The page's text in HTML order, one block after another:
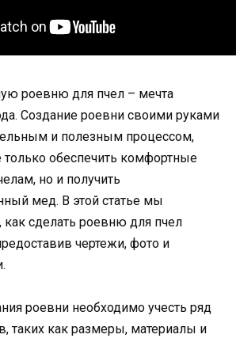
роевню для пчел – мечта
Создание роевни своими руками
и полезным процессом,
обеспечить комфортные
но и получить
мед. В этой статье мы
сделать роевню для пчел
чертежи, фото и
роевни необходимо учесть ряд
таких как размеры, материалы и